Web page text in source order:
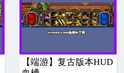
【端游】复古版本HUD